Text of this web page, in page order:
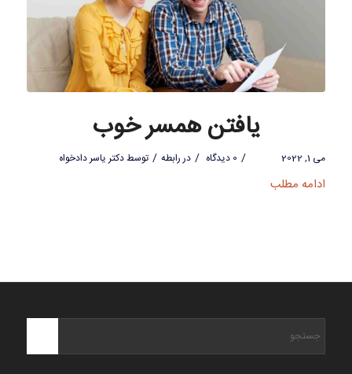
یافتن همسر خوب
می 1, 2022 / 0 دیدگاه / دررابطه / توسطدکتر یاسر دادخواه
ادامه مطلب